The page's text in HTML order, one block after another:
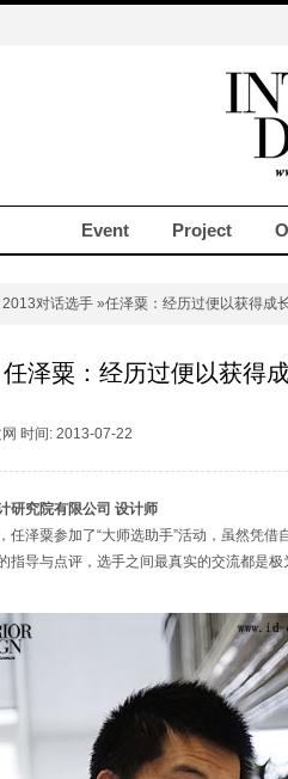
Event Project
2013对话选手 »任泽粟：经历过便以获得成
任泽粟：经历过便以获得
时间: 2013-07-22
研究院有限公司 设计师
泽粟参加了“大师选助手”活动，虽然凭借
指导与点评，选手之间最真实的交流都是